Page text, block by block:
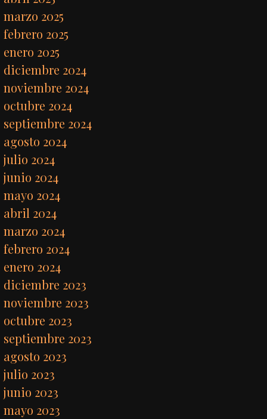
marzo 2025
febrero 2025
enero 2025
diciembre 2024
noviembre 2024
octubre 2024
septiembre 2024
agosto 2024
julio 2024
junio 2024
mayo 2024
abril 2024
marzo 2024
febrero 2024
enero 2024
diciembre 2023
noviembre 2023
octubre 2023
septiembre 2023
agosto 2023
julio 2023
junio 2023
mayo 2023